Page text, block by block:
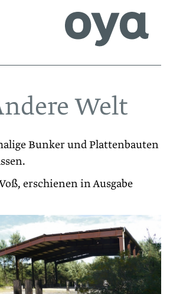
Welt
Bunker und Plattenbauten
erschienen in Ausgabe